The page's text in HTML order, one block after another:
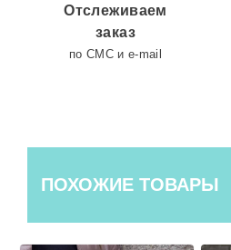
Отслеживаем
заказ
по СМС и e-mail
ПОХОЖИЕ ТОВАРЫ